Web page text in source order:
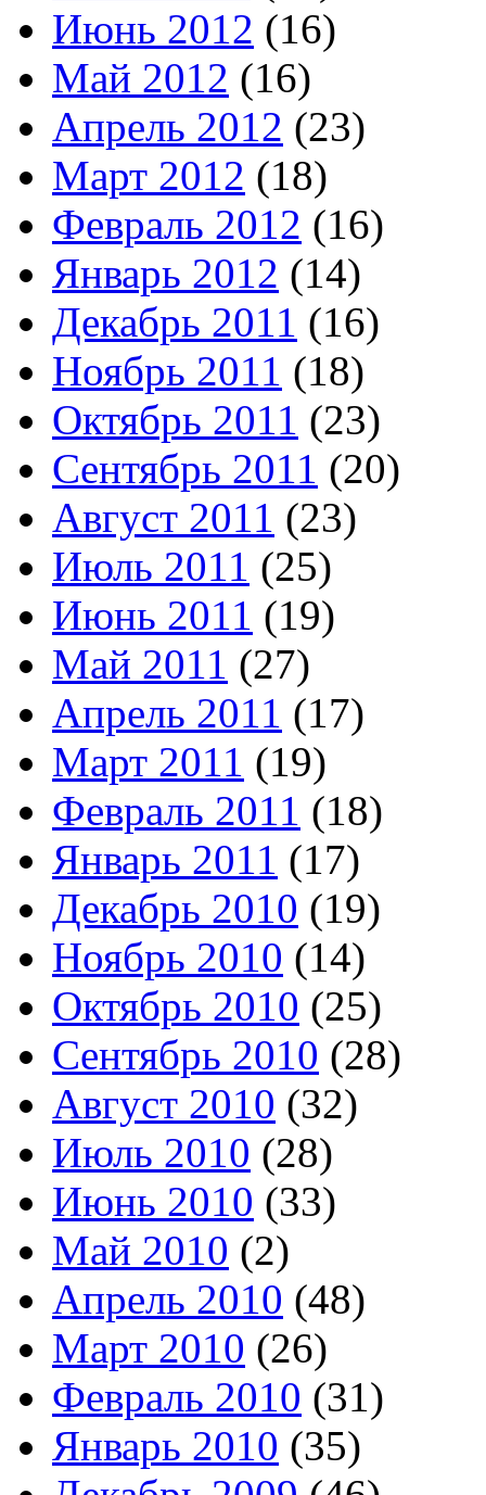
Июнь 2012 (16)
Май 2012 (16)
Апрель 2012 (23)
Март 2012 (18)
Февраль 2012 (16)
Январь 2012 (14)
Декабрь 2011 (16)
Ноябрь 2011 (18)
Октябрь 2011 (23)
Сентябрь 2011 (20)
Август 2011 (23)
Июль 2011 (25)
Июнь 2011 (19)
Май 2011 (27)
Апрель 2011 (17)
Март 2011 (19)
Февраль 2011 (18)
Январь 2011 (17)
Декабрь 2010 (19)
Ноябрь 2010 (14)
Октябрь 2010 (25)
Сентябрь 2010 (28)
Август 2010 (32)
Июль 2010 (28)
Июнь 2010 (33)
Май 2010 (2)
Апрель 2010 (48)
Март 2010 (26)
Февраль 2010 (31)
Январь 2010 (35)